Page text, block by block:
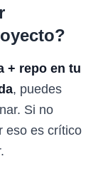
+ repo en tu
, puedes
Si no
eso es crítico